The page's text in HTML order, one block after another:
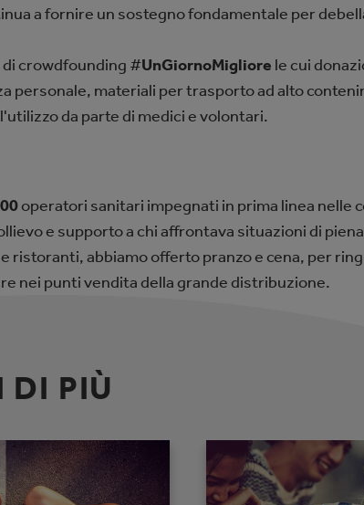
a fornire un sostegno fondamentale per
di crowdfounding #UnGiornoMigliore le cui
materiali per trasporto ad alto
da parte di medici e volontari.
operatori sanitari impegnati in prima linea nelle
e supporto a chi affrontava situazioni di
abbiamo offerto pranzo e cena, per
nei punti vendita della grande distribuzione.
DI PIÙ